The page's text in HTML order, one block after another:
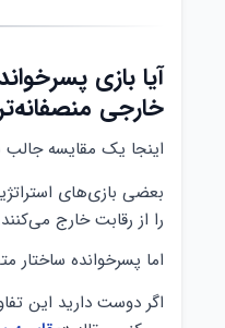
آیا بازی
خارجی
اینجا یک مقایسه
بعضی بازی‌های
را از رقابت خارج
اما پسرخوانده ساختار
اگر دوست دارید این